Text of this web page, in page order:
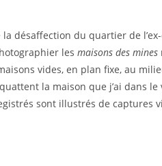
la désaffection du quartier de
lesmaisons des mines
vides, en plan fixe, au
la maison que j’ai dans
sont illustrés de captures